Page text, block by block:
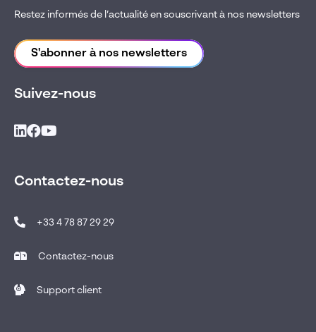
Restez informés de l’actualité en souscrivant à nos newsletters
S'abonner à nos newsletters
Suivez-nous
Contactez-nous
+33 4 78 87 29 29
Contactez-nous
Support client